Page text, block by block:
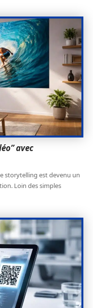
avec
storytelling est devenu un
Loin des simples